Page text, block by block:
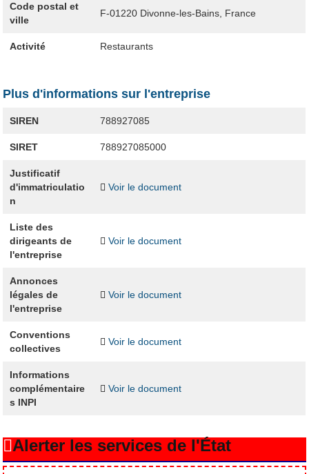
Code postal et
ville
F-01220 Divonne-les-Bains, France
Activité Restaurants
Plus d'informations sur l'entreprise
SIREN 788927085
SIRET 788927085000
Justificatif
d'immatriculatio
n
Voir le document
Liste des
dirigeants de
l'entreprise
Voir le document
Annonces
légales de
l'entreprise
Voir le document
Conventions
collectives
Voir le document
Informations
complémentaire
s INPI
Voir le document
Alerter les services de l'État